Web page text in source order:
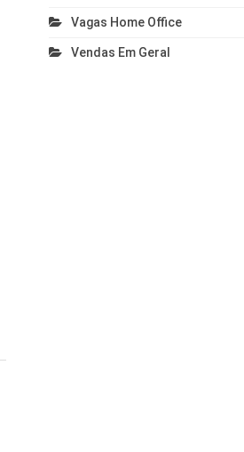
Vagas Home Office
Vendas Em Geral